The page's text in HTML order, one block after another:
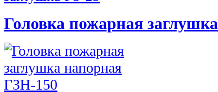
Головка пожарная